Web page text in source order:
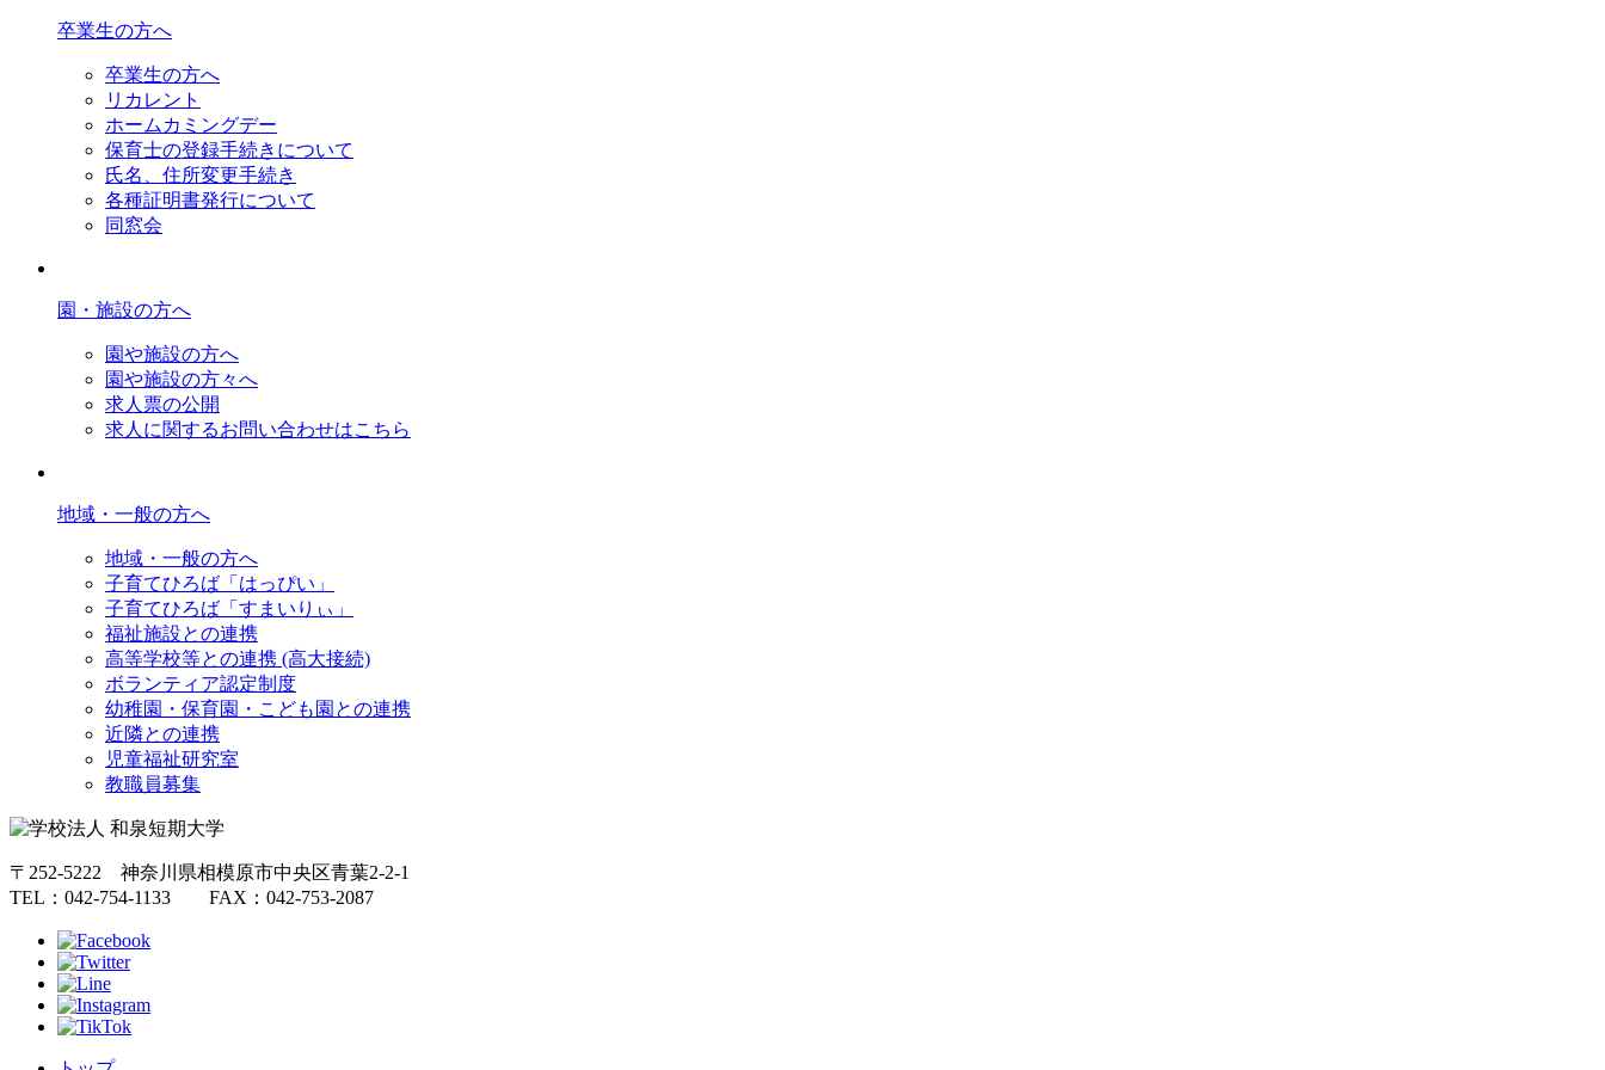
卒業生の方へ
卒業生の方へ
リカレント
ホームカミングデー
保育士の登録手続きについて
氏名、住所変更手続き
各種証明書発行について
同窓会
園・施設の方へ
園や施設の方へ
園や施設の方々へ
求人票の公開
求人に関するお問い合わせはこちら
地域・一般の方へ
地域・一般の方へ
子育てひろば「はっぴい」
子育てひろば「すまいりぃ」
福祉施設との連携
高等学校等との連携 (高大接続)
ボランティア認定制度
幼稚園・保育園・こども園との連携
近隣との連携
児童福祉研究室
教職員募集
〒252-5222 神奈川県相模原市中央区青葉2-2-1
TEL：042-754-1133 FAX：042-753-2087